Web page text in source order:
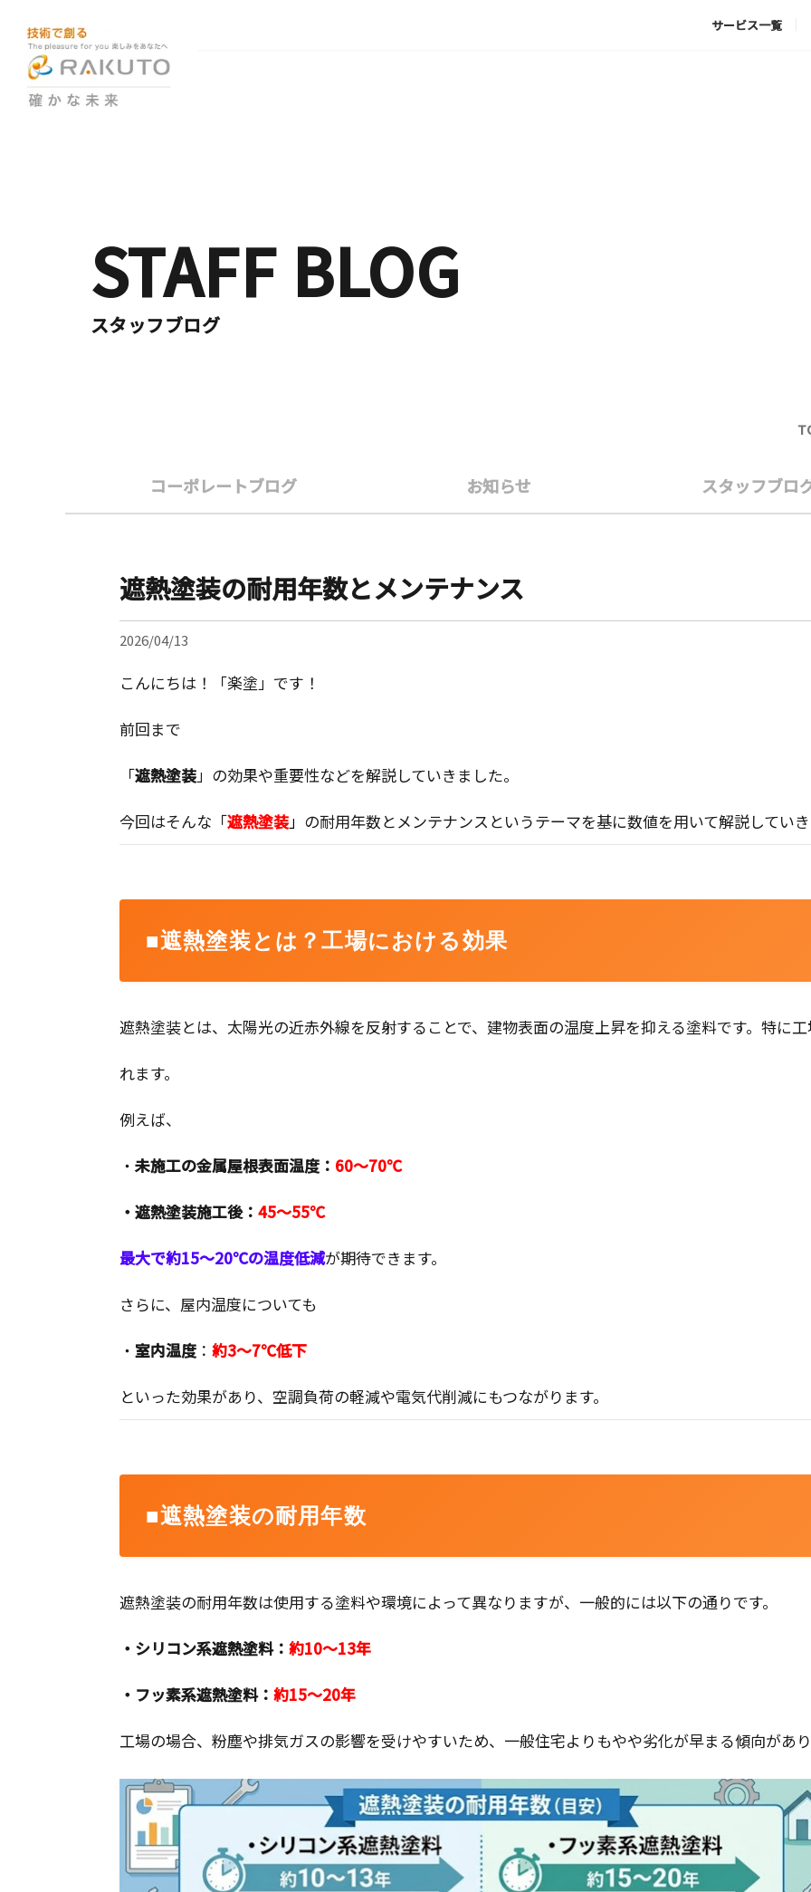
サービス一覧
STAFF BLOG
スタッフブログ
コーポレートブログ お知らせ スタッフブロ
遮熱塗装の耐用年数とメンテナンス
2026/04/13
こんにちは！「楽塗」です！
前回まで
「遮熱塗装」の効果や重要性などを解説していきました。
今回はそんな「遮熱塗装」 の耐用年数とメンテナンスというテーマを基に数値を用いて解説してい
■遮熱塗装とは？工場における効果
遮熱塗装とは、太陽光の近赤外線を反射することで、建物表面の温度上昇を抑える塗料です。特に
れます。
例えば、
・ 未施工の金属屋根表面温度： 60～70℃
・遮熱塗装施工後： 45～55℃
最大で約15～20℃の温度低減が期待できます。
さらに、屋内温度についても
・ 室内温度 ： 約3～7℃低下
といった効果があり、空調負荷の軽減や電気代削減にもつながります。
■遮熱塗装の耐用年数
遮熱塗装の耐用年数は使用する塗料や環境によって異なりますが、一般的には以下の通りです。
・シリコン系遮熱塗料： 約10～13年
・フッ素系遮熱塗料： 約15～20年
工場の場合、粉塵や排気ガスの影響を受けやすいため、一般住宅よりもやや劣化が早まる傾向があ